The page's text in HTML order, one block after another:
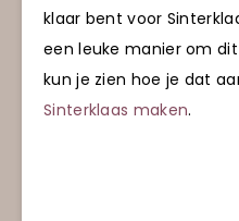
klaar bent voor
een leuke manier om
kun je zien hoe je dat
Sinterklaas maken.